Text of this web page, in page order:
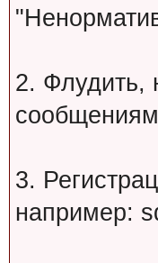
2. Флудить,
3.
например: